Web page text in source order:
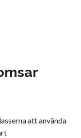
att använda